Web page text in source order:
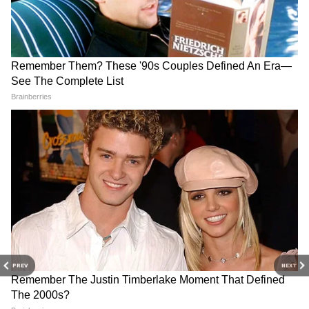
PREV NEXT
और पढ़ें-सारा तेंदुलकर को मिल गया नया दोस्त?
विदेश जाकर किया बड़ा खुलासा
सारा तेंदुलकर सबसे ज्यादा कमाई कहां से करती हैं?
क्या कर रहे हैं अर्जुन तेंदुलकर
दूसरी तरफ अर्जुन तेंदुलकर की बात करें तो उन्होंने हाल
RECOMMENDED STORIES